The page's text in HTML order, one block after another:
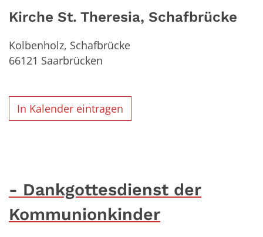
Kirche St. Theresia, Schafbrücke
Kolbenholz, Schafbrücke
66121 Saarbrücken
In Kalender eintragen
Dankgottesdienst der
Kommunionkinder